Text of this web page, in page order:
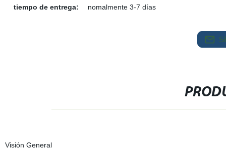
tiempo de entrega:
nomalmente 3-7 días
Visión General